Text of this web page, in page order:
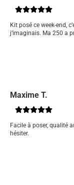
Kit posé ce week-end,
j’imaginais. Ma 250 a
Maxime T.
Facile à poser, qualité
hésiter.